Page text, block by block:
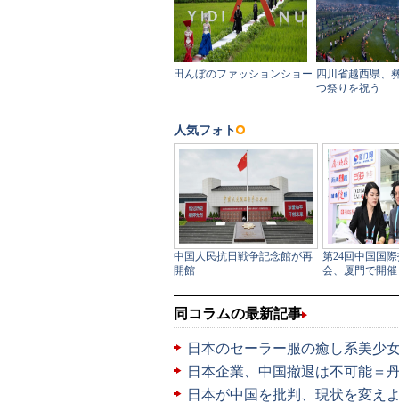
同コラムの最新記事
日本のセーラー服の癒し系美少
日本企業、中国撤退は不可能＝
日本が中国を批判、現状を変え